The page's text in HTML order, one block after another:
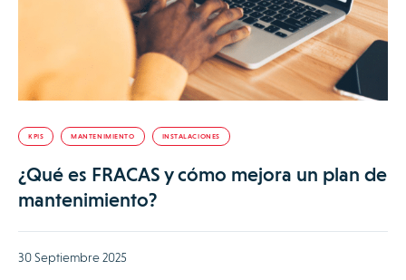
KPIS MANTENIMIENTO INSTALACIONES
¿Qué es FRACAS y cómo mejora un plan de
mantenimiento?
30 Septiembre 2025